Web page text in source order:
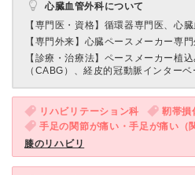
心臓血管外科について
【専門医・資格】 循環器専門医、心
【専門外来】 心臓ペースメーカー専
【診療・治療法】 ペースメーカー植
（CABG）、経皮的冠動脈インター
リハビリテーション科
靭帯損
手足の関節が痛い・手足が痛い（
膝のリハビリ